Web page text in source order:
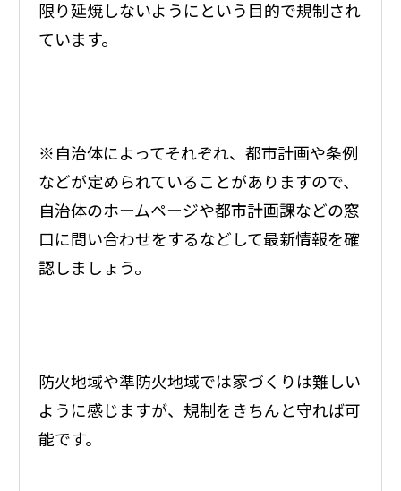
限り延焼しないようにという目的で規制され
ています。
※自治体によってそれぞれ、都市計画や条例
などが定められていることがありますので、
自治体のホームページや都市計画課などの窓
口に問い合わせをするなどして最新情報を確
認しましょう。
防火地域や準防火地域では家づくりは難しい
ように感じますが、規制をきちんと守れば可
能です。